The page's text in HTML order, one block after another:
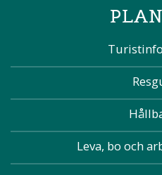
Leva, bo och